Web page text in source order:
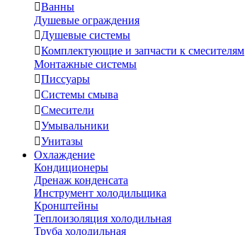
Ванны
Душевые ограждения
Душевые системы
Комплектующие и запчасти к смесителям
Монтажные системы
Писсуары
Системы смыва
Смесители
Умывальники
Унитазы
Охлаждение
Кондиционеры
Дренаж конденсата
Инструмент холодильщика
Кронштейны
Теплоизоляция холодильная
Труба холодильная